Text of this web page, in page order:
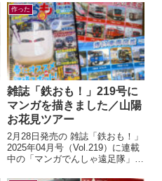
ックスにて限定販売されます...
作った
雑誌「鉄おも！」219号に
マンガを描きました／山陽
お花見ツアー
2月28日発売の 雑誌「鉄おも！」
2025年04月号（Vol.219）に連載
中の「マンガでんしゃ遠足隊」最